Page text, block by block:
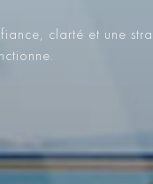
clarté et une